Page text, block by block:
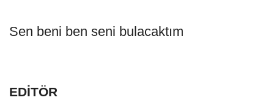
Sen beni ben seni bulacaktım
EDİTÖR